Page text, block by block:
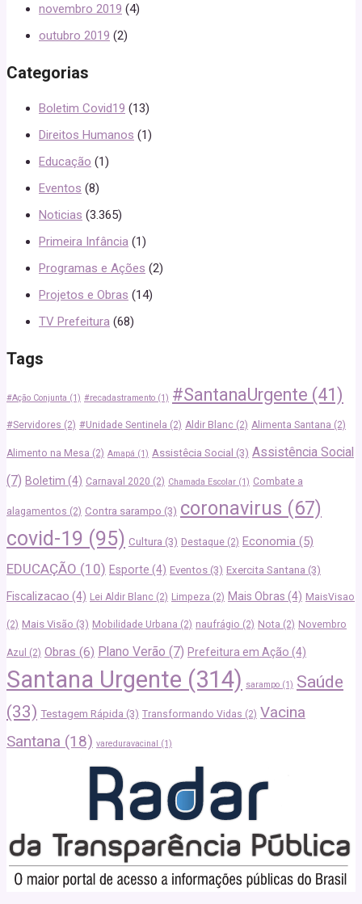
novembro 2019 (4)
outubro 2019 (2)
Categorias
Boletim Covid19 (13)
Direitos Humanos (1)
Educação (1)
Eventos (8)
Noticias (3.365)
Primeira Infância (1)
Programas e Ações (2)
Projetos e Obras (14)
TV Prefeitura (68)
Tags
#Ação Conjunta (1) #recadastramento (1) #SantanaUrgente (41)
#Servidores (2) #Unidade Sentinela (2) Aldir Blanc (2) Alimenta Santana (2)
Alimento na Mesa (2) Amapá (1) Assistêcia Social (3) Assistência Social
(7) Boletim (4) Carnaval 2020 (2) Chamada Escolar (1) Combate a
alagamentos (2) Contra sarampo (3) coronavirus (67)
covid-19 (95) Cultura (3) Destaque (2) Economia (5)
EDUCAÇÃO (10) Esporte (4) Eventos (3) Exercita Santana (3)
Fiscalizacao (4) Lei Aldir Blanc (2) Limpeza (2) Mais Obras (4) MaisVisao
(2) Mais Visão (3) Mobilidade Urbana (2) naufrágio (2) Nota (2) Novembro
Azul (2) Obras (6) Plano Verão (7) Prefeitura em Ação (4)
Santana Urgente (314) sarampo (1) Saúde
(33) Testagem Rápida (3) Transformando Vidas (2) Vacina
Santana (18) vareduravacinal (1)